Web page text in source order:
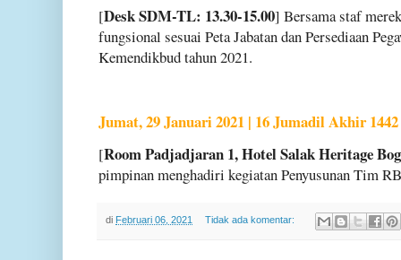
[Desk SDM-TL: 13.30-15.00] Bersama staf
fungsional sesuai Peta Jabatan dan Persediaan
Kemendikbud tahun 2021.
Jumat, 29 Januari 2021 | 16 Jumadil Akhir 1442
[Room Padjadjaran 1, Hotel Salak Heritage
pimpinan menghadiri kegiatan Penyusunan Tim
di Februari 06, 2021 Tidak ada komentar: